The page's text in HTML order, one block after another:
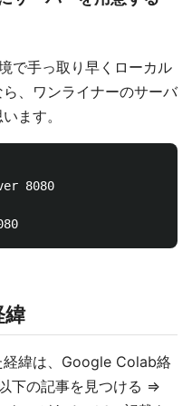
で手っ取り早くローカル
、ワンライナーのサーバ
ます。
緯
経緯は、Google Colab絡
下の記事を見つける ⇒